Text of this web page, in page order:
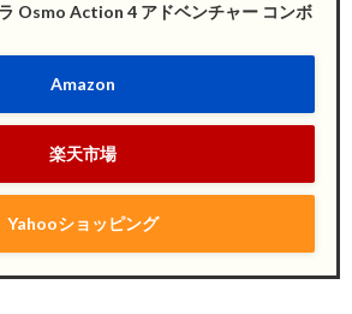
Osmo Action 4 アドベンチャー コンボ
Amazon
楽天市場
Yahooショッピング